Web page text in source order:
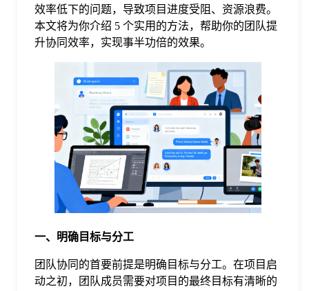
格
效率低下的问题，导致项目进度受阻、资源浪费。
本文将为你介绍 5 个实用的方法，帮助你的团队提
升协同效率，实现事半功倍的效果。
一、明确目标与分工
团队协同的首要前提是明确目标与分工。在项目启
动之初，团队成员需要对项目的最终目标有清晰的